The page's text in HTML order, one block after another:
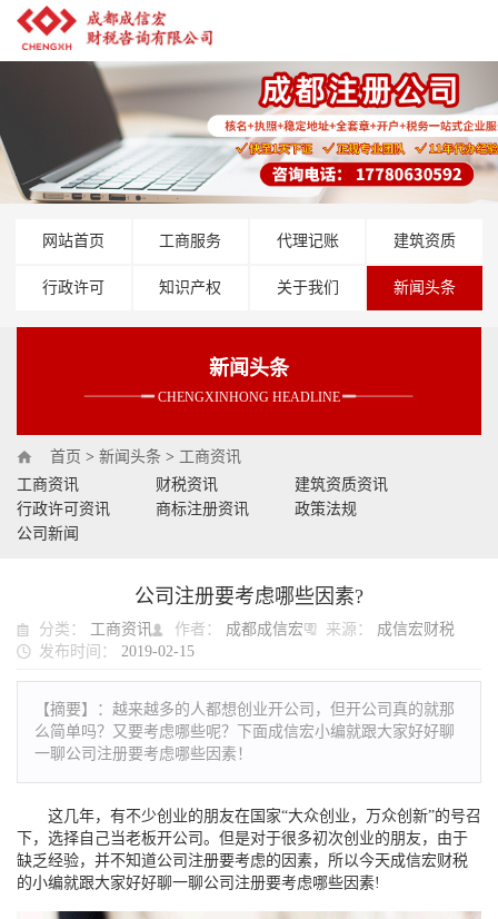
网站首页 工商服务 代理记账 建筑资质
行政许可 知识产权 关于我们 新闻头条
新闻头条
CHENGXINHONG HEADLINE
首页 > 新闻头条 > 工商资讯
工商资讯
财税资讯
建筑资质资讯
行政许可资讯
商标注册资讯
政策法规
公司新闻
公司注册要考虑哪些因素?
分类： 工商资讯 作者： 成都成信宏 来源：
成信宏财税
发布时间：
2019-02-15
【摘要】： 越来越多的人都想创业开公司，但开公司真的就那
么简单吗？又要考虑哪些呢？下面成信宏小编就跟大家好好聊
一聊公司注册要考虑哪些因素！
这几年，有不少创业的朋友在国家“大众创业，万众创新”的号召
下，选择自己当老板开公司。但是对于很多初次创业的朋友，由于
缺乏经验，并不知道公司注册要考虑的因素，所以今天成信宏财税
的小编就跟大家好好聊一聊公司注册要考虑哪些因素!